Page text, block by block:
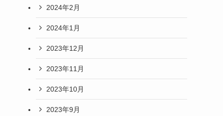
2024年2月
2024年1月
2023年12月
2023年11月
2023年10月
2023年9月